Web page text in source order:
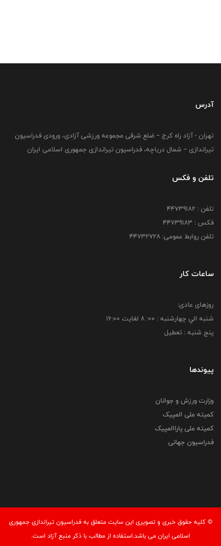
آدرس
تهران - آزاد راه کرج – ضلع شرقی مجموعه ورزشی آزادی، ورودی فدراسیون
تیراندازی – شمال دریاچه، فدراسیون تیراندازی جمهوری اسلامی ایران
تلفن و فکس
تلفن : ۴۴۷۳۹۱۸۲
فکس : ۴۴۷۳۹۱۸3
تلفن روابط عمومی: ۴۴۷۳۲۷۲۸
ساعات کار
روزهای عادی:
شنبه الي چهارشنبه : 00: 8 لغايت 16:00
پنج شنبه : تعطیل
پیوندها
وزارت ورزش و جوانان
کمیته ملی المپیک
کمیته ملی پاراالمپیک
فدراسیون جهانی
© کليه حقوق خبری و تصويری اين سايت متعلق به فدراسیون تیراندازی جمهوری
اسلامی ایران می باشد.استفاده از مطالب با ذكر منبع آزاد است.